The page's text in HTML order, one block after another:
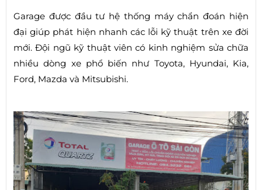
Garage được đầu tư hệ thống máy chẩn đoán hiện
đại giúp phát hiện nhanh các lỗi kỹ thuật trên xe đời
mới. Đội ngũ kỹ thuật viên có kinh nghiệm sửa chữa
nhiều dòng xe phổ biến như Toyota, Hyundai, Kia,
Ford, Mazda và Mitsubishi.